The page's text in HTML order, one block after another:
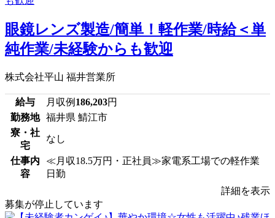
眼鏡レンズ製造/簡単！軽作業/時給＜単
純作業/未経験からも歓迎
株式会社平山 福井営業所
給与 月収例 186,203円
勤務地 福井県 鯖江市
寮・社
宅
なし
仕事内
容
≪月収18.5万円・正社員≫家電系工場での軽作業
日勤
詳細を表示
募集が停止しています